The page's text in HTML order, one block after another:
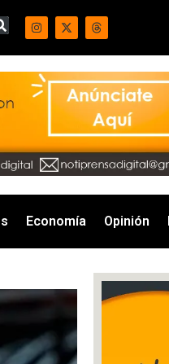
Economía Opinión